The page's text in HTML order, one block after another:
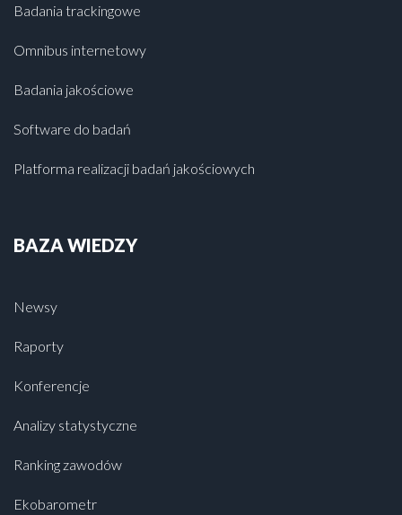
Badania trackingowe
Omnibus internetowy
Badania jakościowe
Software do badań
Platforma realizacji badań jakościowych
BAZA WIEDZY
Newsy
Raporty
Konferencje
Analizy statystyczne
Ranking zawodów
Ekobarometr